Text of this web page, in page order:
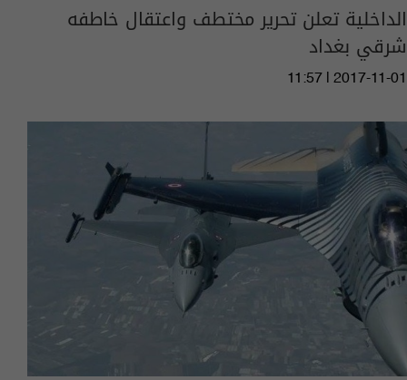
الداخلية تعلن تحرير مختطف واعتقال خاطفه
شرقي بغداد
11:57 | 2017-11-01